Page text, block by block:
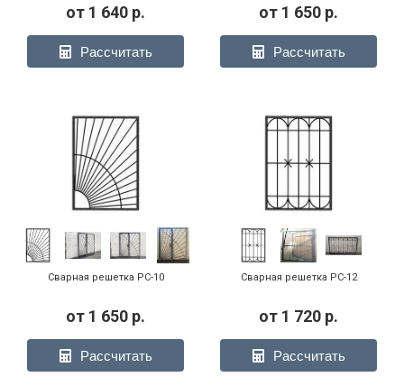
от 1 640 р.
Рассчитать
от 1 650 р.
Рассчитать
Сварная решетка РС-10
от 1 650 р.
Рассчитать
Сварная решетка РС-12
от 1 720 р.
Рассчитать